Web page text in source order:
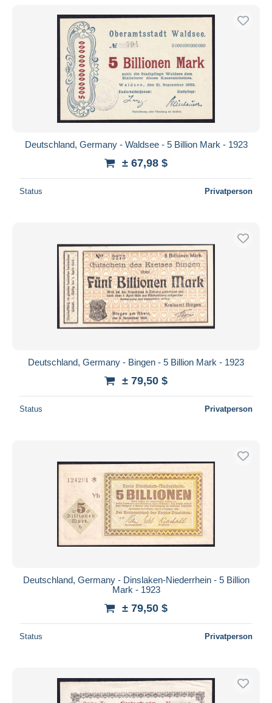
Deutschland, Germany - Waldsee - 5 Billion Mark - 1923
± 67,98 $
Status Privatperson
Deutschland, Germany - Bingen - 5 Billion Mark - 1923
± 79,50 $
Status Privatperson
Deutschland, Germany - Dinslaken-Niederrhein - 5 Billion
Mark - 1923
± 79,50 $
Status Privatperson